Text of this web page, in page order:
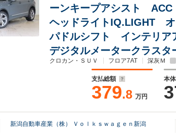
ーンキープアシスト
ヘッドライトIQ.LIGHT
パドルシフト インテリア
デジタルメータークラスタ
クロカン・ＳＵＶ フロア7AT 深灰Ｍ
支払総額
379.8 万円
本
新潟自動車産業（株） Ｖｏｌｋｓｗａｇｅｎ新潟